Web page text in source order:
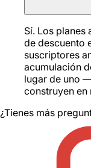
Sí. Los planes
de descuento
suscriptores
acumulación
lugar de uno
construyen en
¿Tienes más